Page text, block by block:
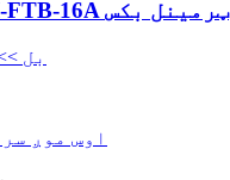
OYI-FTB-16A ټرمینل بکس
بل >
اوس موږ